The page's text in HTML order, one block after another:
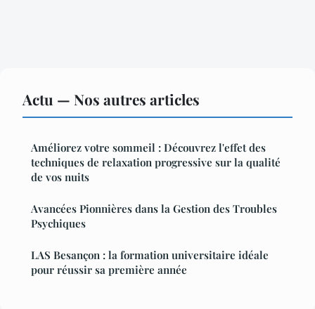
Actu — Nos autres articles
Améliorez votre sommeil : Découvrez l'effet des
techniques de relaxation progressive sur la qualité
de vos nuits
Avancées Pionnières dans la Gestion des Troubles
Psychiques
LAS Besançon : la formation universitaire idéale
pour réussir sa première année